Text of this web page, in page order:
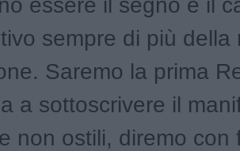
essere il segno e il
sempre di più della
Saremo la prima
a sottoscrivere il
non ostili, diremo con